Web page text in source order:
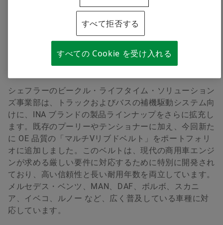
トラックおよびバスの補機駆動システム向けライン
重負荷用途の高い要求に応えるために開発された
高負荷容量、高効率な動力伝達、長寿命化
シェフラーのビークル・ライフタイム・ソリューション
ズ事業部は、トラックおよびバスの補機駆動システム向
けに、INA ブランドの製品ラインナップをさらに拡充し
ます。既存のプーリーやテンショナーに加え、今回新た
に OE 品質の「マルチVリブドベルト」をポートフォリ
オに追加しました。このベルトは、現代の商用車エンジ
ンが求める厳しい要件に対応するために特別に開発され
ており、高い信頼性と長い耐用年数を両立しています。
メルセデス・ベンツ、MAN、DAF、ボルボ、スカニ
ア、イベコ、ルノー など、広く普及している車種に対
応しています。
すべて拒否する
すべての Cookie を受け入れる